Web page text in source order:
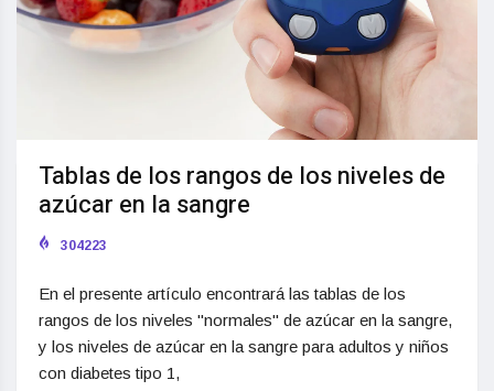
Tablas de los rangos de los niveles de
azúcar en la sangre
304223
En el presente artículo encontrará las tablas de los
rangos de los niveles "normales" de azúcar en la sangre,
y los niveles de azúcar en la sangre para adultos y niños
con diabetes tipo 1,